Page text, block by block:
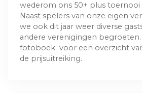
wederom ons 50+ plus toernooi
Naast spelers van onze eigen
we ook dit jaar weer diverse
andere verenigingen
fotoboek voor een overzicht
de prijsuitreiking.